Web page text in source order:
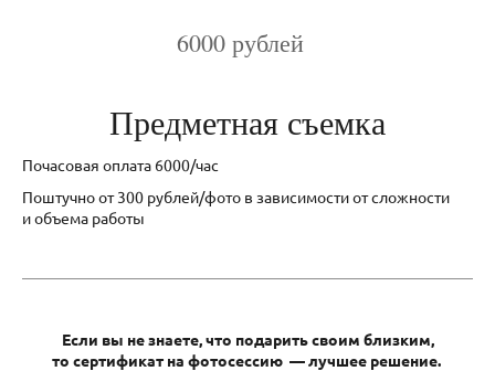
6000 рублей
Предметная съемка
Почасовая оплата 6000/час
Поштучно от 300 рублей/фото в зависимости от сложности
и объема работы
Если вы не знаете, что подарить своим близким,
то сертификат на фотосессию — лучшее решение.